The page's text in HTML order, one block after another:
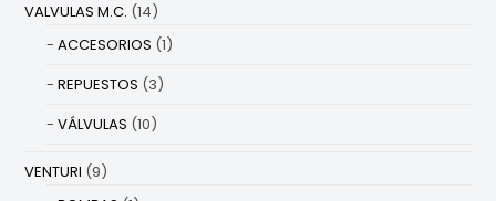
VALVULAS M.C. (14)
ACCESORIOS (1)
REPUESTOS (3)
VÁLVULAS (10)
VENTURI (9)